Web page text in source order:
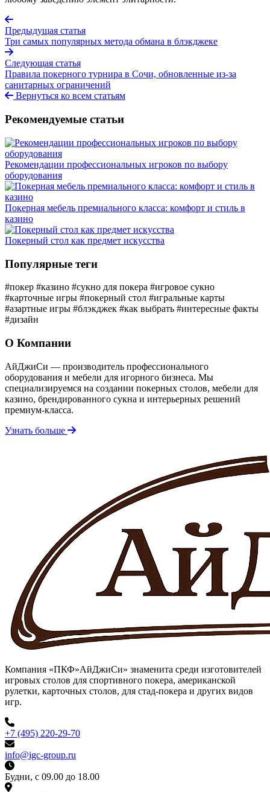
Предыдущая статья
Три самых популярных метода обмана в блэкджеке
Следующая статья
Правила покерного турнира в Сочи, обновленные из-за
санитарных ограничений
Вернуться ко всем статьям
Рекомендуемые статьи
Рекомендации профессиональных игроков по выбору
оборудования
Покерная мебель премиального класса: комфорт и стиль в
казино
Покерный стол как предмет искусства
Популярные теги
#покер #казино #сукно для покера #игровое сукно
#карточные игры #покерный стол #игральные карты
#азартные игры #блэкджек #как выбрать #интересные факты
#дизайн
О Компании
АйДжиСи — производитель профессионального
оборудования и мебели для игорного бизнеса. Мы
специализируемся на создании покерных столов, мебели для
казино, брендированного сукна и интерьерных решений
премиум-класса.
Узнать больше
Компания «ПКФ»АйДжиСи» знаменита среди изготовителей
игровых столов для спортивного покера, американской
рулетки, карточных столов, для стад-покера и других видов
игр.
+7 (495) 220-29-70
info@igc-group.ru
Будни, с 09.00 до 18.00